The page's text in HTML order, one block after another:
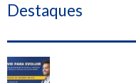
Destaques